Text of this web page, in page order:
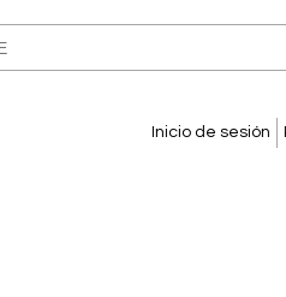
Inicio de sesión